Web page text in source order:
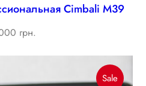
Cimbali M39
грн.
SaleProduct